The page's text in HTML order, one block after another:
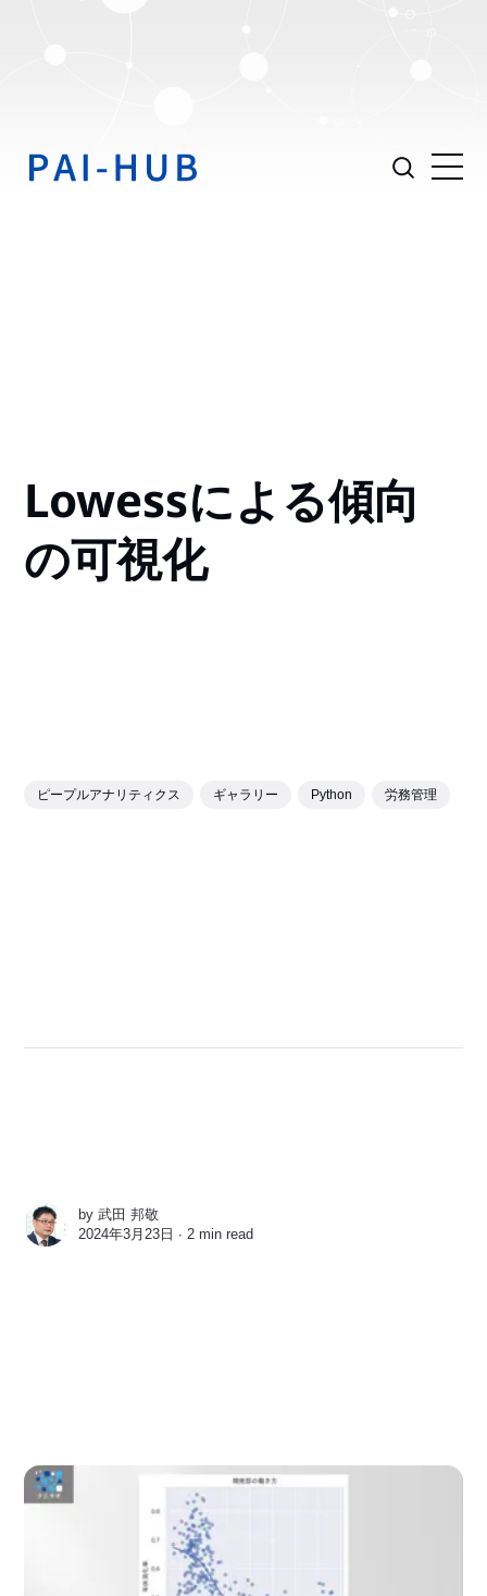
Lowessによる傾向
の可視化
ピープルアナリティクス ギャラリー Python 労務管理
by武田 邦敬
2024年3月23日 ∙ 2 min read